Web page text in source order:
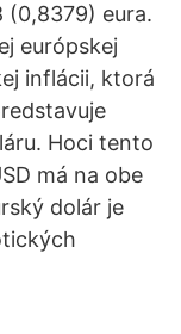
(0,8379) eura.
európskej
inflácii, ktorá
Hoci tento
má na obe
dolár je